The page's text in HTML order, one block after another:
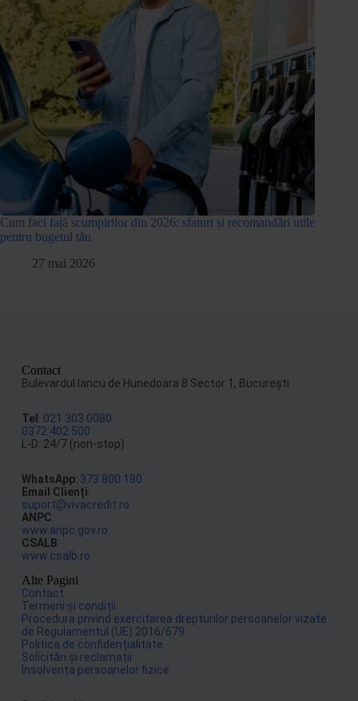
Cum faci față scumpirilor din 2026: sfaturi și recomandări utile
pentru bugetul tău
27 mai 2026
Contact
Bulevardul Iancu de Hunedoara 8 Sector 1, Bucureşti
Tel: 021 303 0080
0372 402 500
L-D: 24/7 (non-stop)
WhatsApp: 373 800 180
Email Clienți:
suport@vivacredit.ro
ANPC:
www.anpc.gov.ro
CSALB:
www.csalb.ro
Alte Pagini
Contact
Termeni și condiții
Procedura privind exercitarea drepturilor persoanelor vizate
de Regulamentul (UE) 2016/679
Politica de confidențialitate
Solicitări și reclamații
Insolvența persoanelor fizice